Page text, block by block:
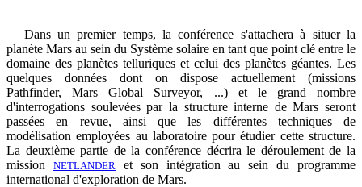
Dans un premier temps, la conférence s'attachera à situer la
planète Mars au sein du Système solaire en tant que point clé entre le
domaine des planètes telluriques et celui des planètes géantes. Les
quelques données dont on dispose actuellement (missions
Pathfinder, Mars Global Surveyor, ...) et le grand nombre
d'interrogations soulevées par la structure interne de Mars seront
passées en revue, ainsi que les différentes techniques de
modélisation employées au laboratoire pour étudier cette structure.
La deuxième partie de la conférence décrira le déroulement de la
mission NETLANDER et son intégration au sein du programme
international d'exploration de Mars.